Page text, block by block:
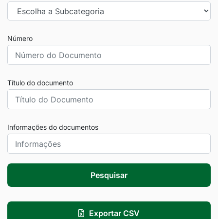
Número
Título do documento
Informações do documentos
Pesquisar
Exportar CSV